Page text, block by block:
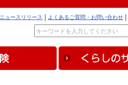
よくあるご質問・お問い合わせ
ニュースリリース